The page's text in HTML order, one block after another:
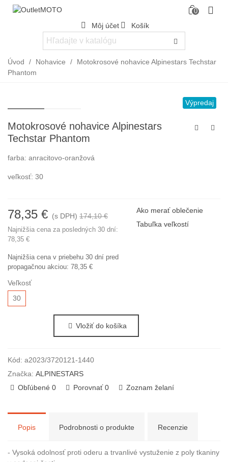
0
Môj účet Košík
Úvod / Nohavice /
Motokrosové nohavice Alpinestars Techstar
Phantom
Výpredaj
Motokrosové nohavice Alpinestars
Techstar Phantom
farba: anracitovo-oranžová
veľkosť: 30
78,35 € (s DPH) 174,10 €
Najnižšia cena za posledných 30 dní:
78,35 €
Najnižšia cena v priebehu 30 dní pred
propagačnou akciou: 78,35 €
Ako merať oblečenie
Tabuľka veľkostí
Veľkosť
30
Vložiť do košíka
Kód: a2023/3720121-1440
Značka: ALPINESTARS
Obľúbené 0 Porovnať 0 Zoznam želaní
Popis Podrobnosti o produkte Recenzie
- Vysoká odolnosť proti oderu a trvanlivé vystuženie z poly tkaniny